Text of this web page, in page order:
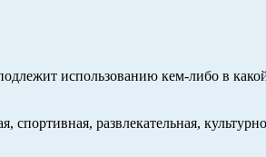
использованию кем-либо в
развлекательная,